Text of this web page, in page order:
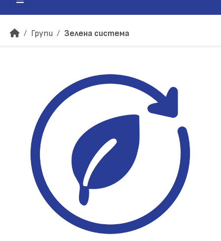
Групи Зелена система